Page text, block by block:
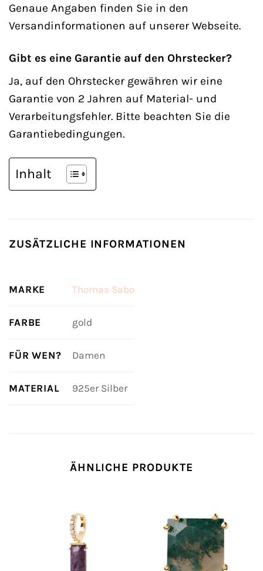
Genaue Angaben finden Sie in den
Versandinformationen auf unserer Webseite.
Gibt es eine Garantie auf den Ohrstecker?
Ja, auf den Ohrstecker gewähren wir eine
Garantie von 2 Jahren auf Material- und
Verarbeitungsfehler. Bitte beachten Sie die
Garantiebedingungen.
Inhalt
ZUSÄTZLICHE INFORMATIONEN
MARKE Thomas Sabo
FARBE gold
FÜR WEN? Damen
MATERIAL 925er Silber
ÄHNLICHE PRODUKTE